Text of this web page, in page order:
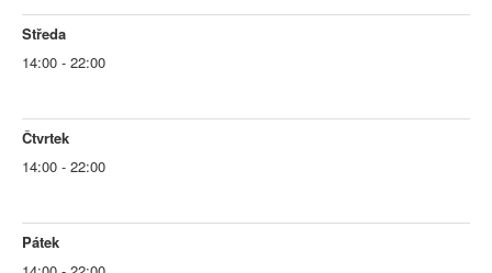
Středa
14:00 - 22:00
Čtvrtek
14:00 - 22:00
Pátek